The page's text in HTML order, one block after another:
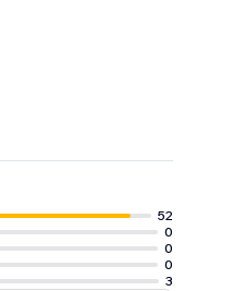
52
0
0
0
3